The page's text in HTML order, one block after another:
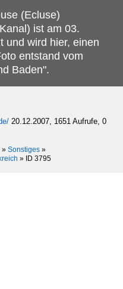
(Ecluse)
ist am 03.
und wird hier, einen
entstand vom
Baden".
20.12.2007, 1651 Aufrufe, 0
» Sonstiges »
» ID 3795